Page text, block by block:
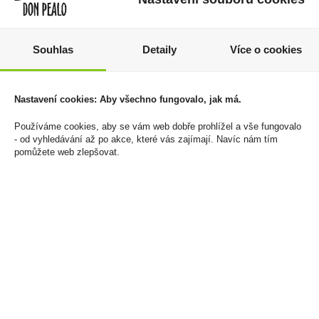
Skladem:více než 500 ks
Selection Series
499 Kč
Skladem:50 - 100
krabiček
Souhlas Detaily Více o cookies
Nastavení cookies: Aby všechno fungovalo, jak má.
Používáme cookies, aby se vám web dobře prohlížel a vše fungovalo
- od vyhledávání až po akce, které vás zajímají. Navíc nám tím
pomůžete web zlepšovat.